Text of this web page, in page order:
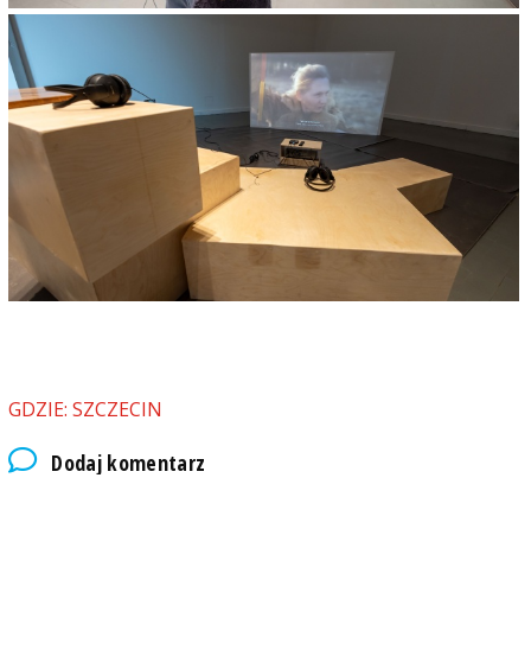
GDZIE: SZCZECIN
Dodaj komentarz